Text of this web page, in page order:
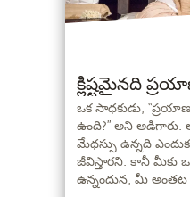
క్లిష్టమైనది
ఒక సాధకుడు,
ఉంది?” అని అడిగారు.
మేధస్సు ఉన్నది ఎందుకంటే, మీరు మరింత తెలివిగా
జీవిస్తారని. కానీ మీకు
ఉన్నందున, మీ